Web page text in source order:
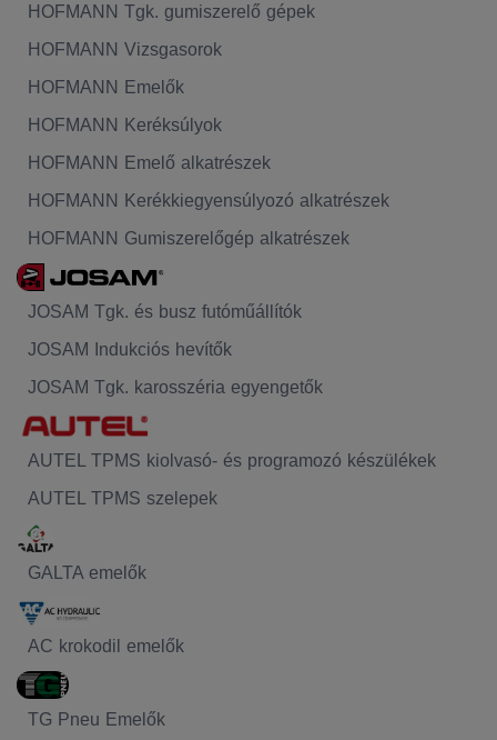
HOFMANN Tgk. gumiszerelő gépek
HOFMANN Vizsgasorok
HOFMANN Emelők
HOFMANN Keréksúlyok
HOFMANN Emelő alkatrészek
HOFMANN Kerékkiegyensúlyozó alkatrészek
HOFMANN Gumiszerelőgép alkatrészek
JOSAM Tgk. és busz futóműállítók
JOSAM Indukciós hevítők
JOSAM Tgk. karosszéria egyengetők
AUTEL TPMS kiolvasó- és programozó készülékek
AUTEL TPMS szelepek
GALTA emelők
AC krokodil emelők
TG Pneu Emelők